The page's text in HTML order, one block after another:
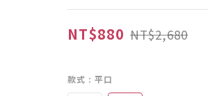
NT$880 NT$2,680
款式 : 平口